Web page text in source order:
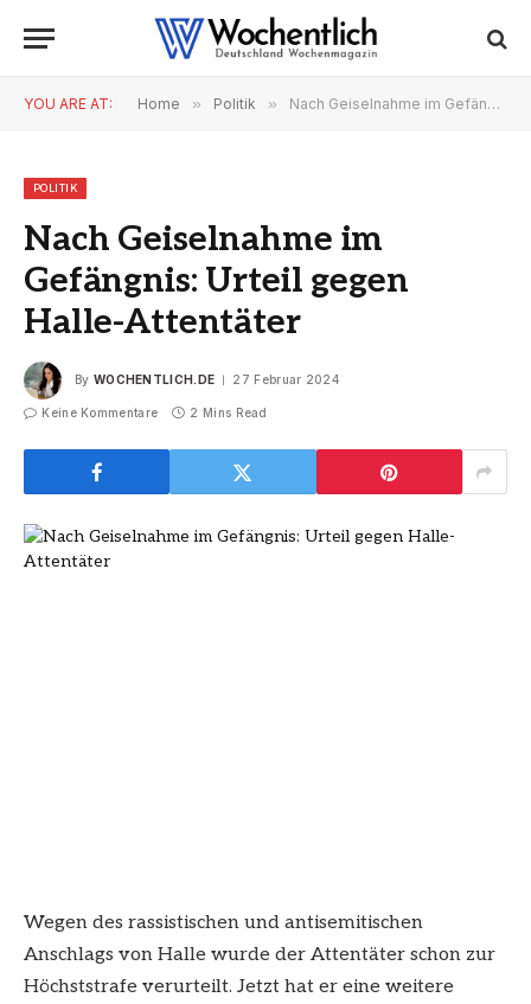
YOU ARE AT: Home » Politik » Nach Geiselnahme im Gefängnis: Urteil gegen Halle-Attentäter
POLITIK
Nach Geiselnahme im
Gefängnis: Urteil gegen
Halle-Attentäter
By WOCHENTLICH.DE 27 Februar 2024
Keine Kommentare 2 Mins Read
Wegen des rassistischen und antisemitischen
Anschlags von Halle wurde der Attentäter schon zur
Höchststrafe verurteilt. Jetzt hat er eine weitere